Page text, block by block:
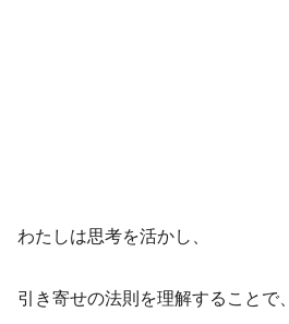
わたしは思考を活かし、
引き寄せの法則を理解することで、